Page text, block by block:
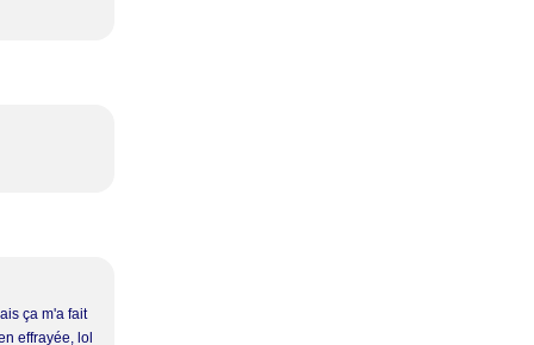
ça m'a fait
effrayée, lol